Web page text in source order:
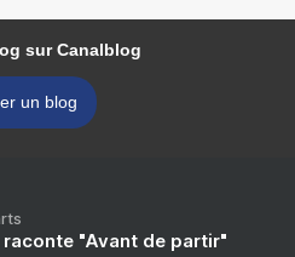
sur Canalblog
un blog
raconte "Avant de partir"